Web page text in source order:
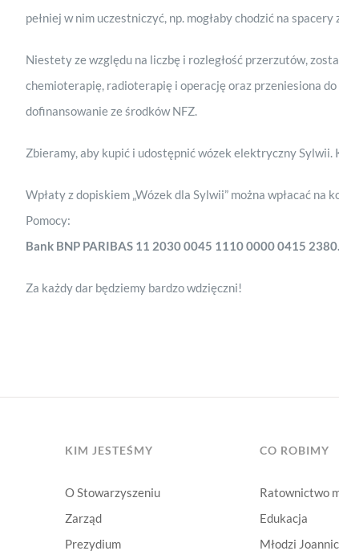
pełniej w nim uczestniczyć, np. mogłaby chodzić na
Niestety ze względu na liczbę i rozległość przerzutów,
chemioterapię, radioterapię i operację oraz przeniesiona
dofinansowanie ze środków NFZ.
Zbieramy, aby kupić i udostępnić wózek elektryczny Sylwii.
Wpłaty z dopiskiem „Wózek dla Sylwii” można wpłacać
Pomocy:
Bank BNP PARIBAS 11 2030 0045 1110 0000 0415 2380.
Za każdy dar będziemy bardzo wdzięczni!
KIM JESTEŚMY
O Stowarzyszeniu
Zarząd
Prezydium
CO ROBIMY
Ratownictwo
Edukacja
Młodzi